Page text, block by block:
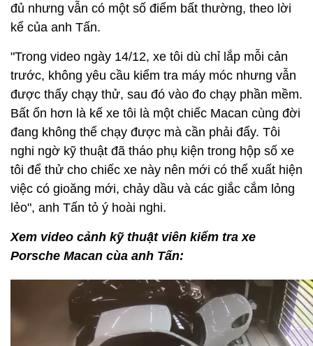
đủ nhưng vẫn có một số điểm bất thường, theo lời
kể của anh Tấn.
"Trong video ngày 14/12, xe tôi dù chỉ lắp mỗi cản
trước, không yêu cầu kiểm tra máy móc nhưng vẫn
được thấy chạy thử, sau đó vào đo chạy phần mềm.
Bất ổn hơn là kế xe tôi là một chiếc Macan cùng đời
đang không thể chạy được mà cần phải đẩy. Tôi
nghi ngờ kỹ thuật đã tháo phụ kiện trong hộp số xe
tôi để thử cho chiếc xe này nên mới có thể xuất hiện
việc có gioăng mới, chảy dầu và các giắc cắm lỏng
lẻo", anh Tấn tỏ ý hoài nghi.
Xem video cảnh kỹ thuật viên kiểm tra xe
Porsche Macan cùa anh Tấn: